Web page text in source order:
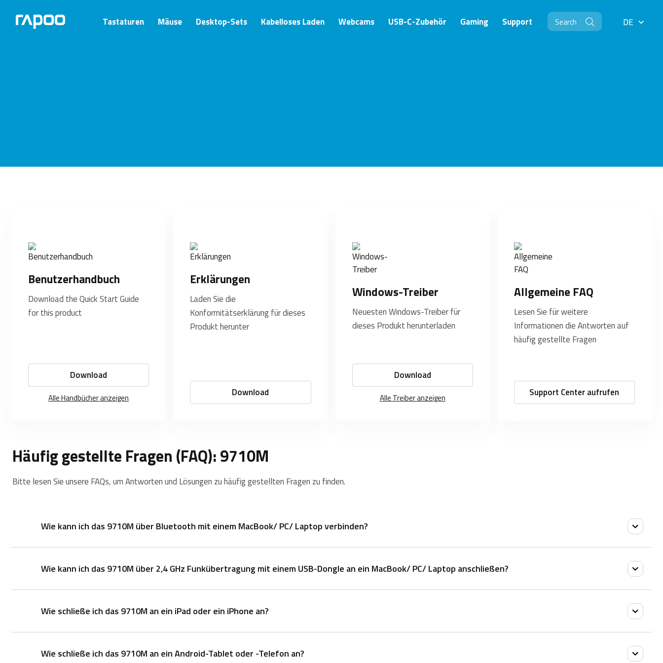
Tastaturen Mäuse Desktop-Sets Kabelloses Laden Webcams USB-C-Zubehör Gaming Support DE
DE
Benutzerhandbuch
Download the Quick Start Guide
for this product
Download
Alle Handbücher anzeigen
Erklärungen
Laden Sie die
Konformitätserklärung für dieses
Produkt herunter
Download
Windows-Treiber
Neuesten Windows-Treiber für
dieses Produkt herunterladen
Download
Alle Treiber anzeigen
Allgemeine FAQ
Lesen Sie für weitere
Informationen die Antworten auf
häufig gestellte Fragen
Support Center aufrufen
Häufig gestellte Fragen (FAQ): 9710M
Bitte lesen Sie unsere FAQs, um Antworten und Lösungen zu häufig gestellten Fragen zu finden.
Wie kann ich das 9710M über Bluetooth mit einem MacBook/ PC/ Laptop verbinden?
Tastatur:
1. Halten Sie die Tastenkombinationen Fn+1, Fn+2 oder Fn+3 mindestens 3 Sekunden lang gedrückt, um 3 verschiedene Geräte über Bluetooth zu koppeln. Die
2. Schließen Sie die Bluetooth-Kopplung auf Ihrem Gerät ab.
Die Maus:
Koppeln Sie Ihr erstes Gerät:
Wie kann ich das 9710M über 2,4 GHz Funkübertragung mit einem USB-Dongle an ein MacBook/ PC/ Laptop anschließen?
1. Nehmen Sie den Empfänger aus der Maus
2. Stecken Sie den Empfänger in den USB-Anschluss eines PCs oder Laptops.
Wie schließe ich das 9710M an ein iPad oder ein iPhone an?
Die Maus:
Wie schließe ich das 9710M an ein Android-Tablet oder -Telefon an?